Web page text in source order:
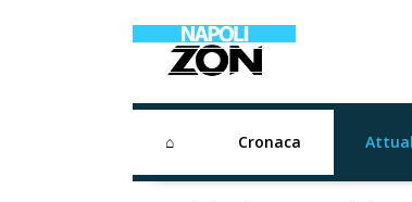
⌂ Cronaca